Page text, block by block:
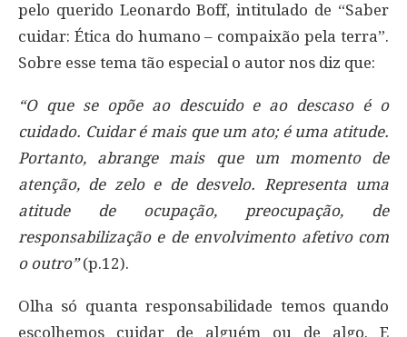
pelo querido Leonardo Boff, intitulado de “Saber
cuidar: Ética do humano – compaixão pela terra”.
Sobre esse tema tão especial o autor nos diz que:
“O que se opõe ao descuido e ao descaso é o
cuidado. Cuidar é mais que um ato; é uma atitude.
Portanto, abrange mais que um momento de
atenção, de zelo e de desvelo. Representa uma
atitude de ocupação, preocupação, de
responsabilização e de envolvimento afetivo com
o outro”(p.12).
Olha só quanta responsabilidade temos quando
escolhemos cuidar de alguém ou de algo. E